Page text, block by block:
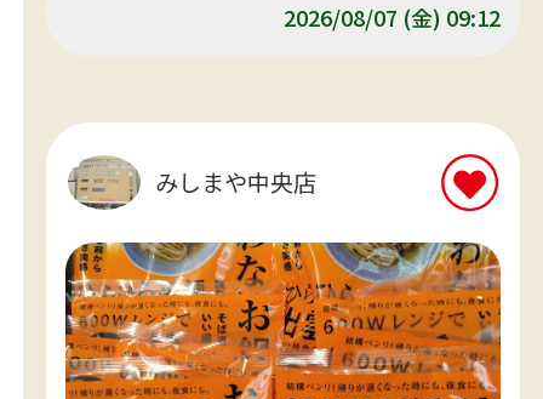
2026/08/07 (金) 09:12
みしまや中央店